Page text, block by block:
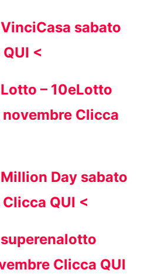
sabato
QUI <
– 10eLotto
Clicca
Day sabato
Clicca QUI <
Clicca QUI